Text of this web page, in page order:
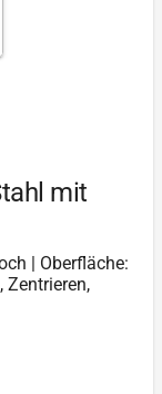
mit
| Oberfläche:
Zentrieren,